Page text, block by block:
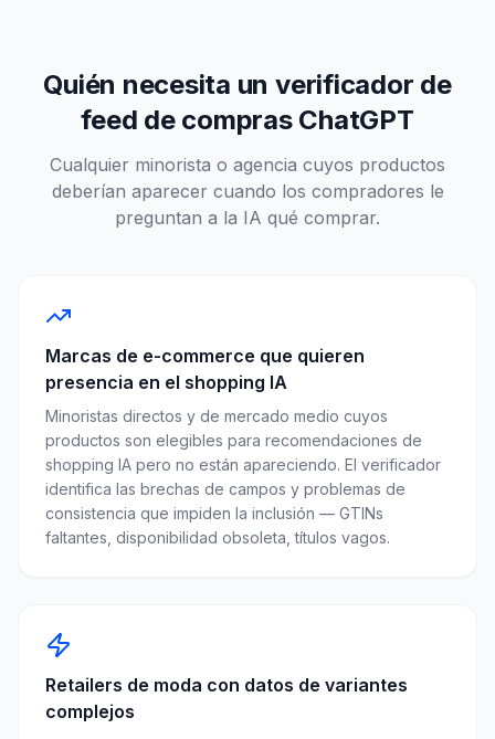
Quién necesita un verificador de
feed de compras ChatGPT
Cualquier minorista o agencia cuyos productos
deberían aparecer cuando los compradores le
preguntan a la IA qué comprar.
Marcas de e-commerce que quieren
presencia en el shopping IA
Minoristas directos y de mercado medio cuyos
productos son elegibles para recomendaciones de
shopping IA pero no están apareciendo. El verificador
identifica las brechas de campos y problemas de
consistencia que impiden la inclusión — GTINs
faltantes, disponibilidad obsoleta, títulos vagos.
Retailers de moda con datos de variantes
complejos